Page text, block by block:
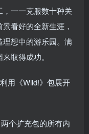
一一克服数十种关
看好的全新生涯，
想中的游乐园。满
取得成功。
用《Wild!》包展开
个扩充包的所有内